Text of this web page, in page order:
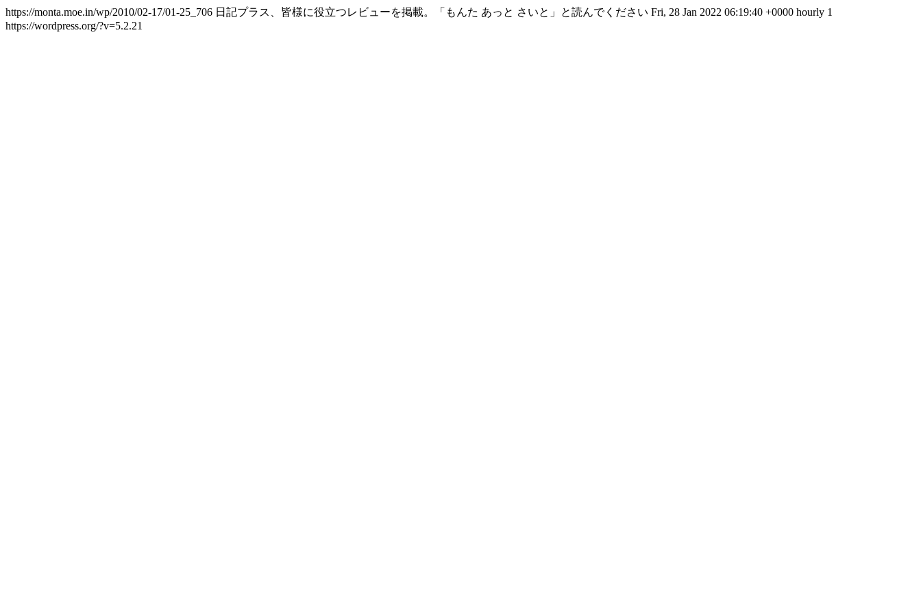
https://monta.moe.in/wp/2010/02-17/01-25_706 日記プラス、皆様に役立つレビューを掲載。「もんた あっと さいと」と読んでください Fri, 28 Jan 2022 06:19:40 +0000 hourly 1
https://wordpress.org/?v=5.2.21